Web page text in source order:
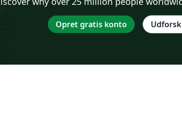
Opret gratis konto